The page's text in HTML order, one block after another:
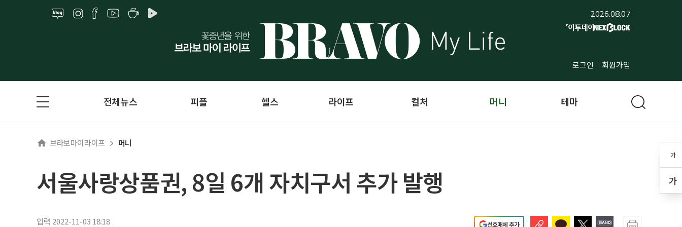
2026.08.07
로그인 회원가입
가
가
전체뉴스 피플 헬스 라이프 컬처 머니 테마
브라보마이라이프 머니
서울사랑상품권, 8일 6개 자치구서 추가 발행
입력 2022-11-03 18:18 선호매체 추가